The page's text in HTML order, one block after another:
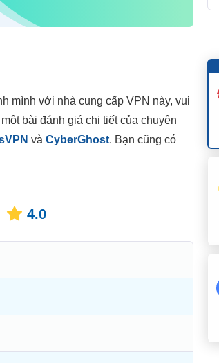
mình với nhà cung cấp VPN này, vui
bài đánh giá chi tiết của chuyên
và CyberGhost. Bạn cũng có
4.0